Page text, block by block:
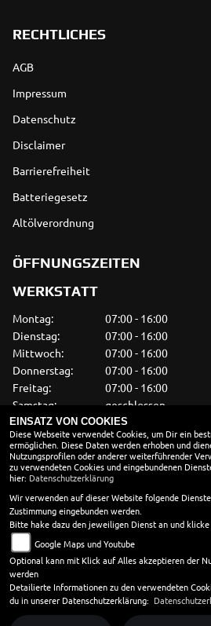
RECHTLICHES
AGB
Impressum
Datenschutz
Disclaimer
Barrierefreiheit
Batteriegesetz
Altölverordnung
ÖFFNUNGSZEITEN
WERKSTATT
Montag:
07:00 - 16:00
Dienstag:
07:00 - 16:00
Mittwoch:
07:00 - 16:00
Donnerstag:
07:00 - 16:00
Freitag:
07:00 - 16:00
Samstag:
geschlossen
Sonntag:
geschlossen
VERKAUF
Montag:
09:00 - 18:00
Dienstag:
09:00 - 18:00
Mittwoch:
09:00 - 18:00
Donnerstag:
09:00 - 18:00
Freitag:
09:00 - 18:00
Samstag:
09:00 - 13:00
Sonntag:
geschlossen
EINSATZ VON COOKIES
Diese Webseite verwendet Cookies, um Dir ein
ermöglichen. Diese Daten werden erhoben und
Nutzungsprofilen oder anderer weiterführender
zu verwendeten Cookies und eingebundenen
hier: Datenschutzerklärung
Wir verwenden auf dieser Website folgende
Zustimmung eingebunden werden.
Bitte hake dazu den jeweiligen Dienst an und
Google Maps und Youtube
Optional kann mit Klick auf Alles akzeptieren der
werden
Detailierte Informationen zu den verwendeten
du in unserer Datenschutzerklärung: